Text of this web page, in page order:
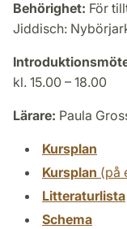
Behörighet: För
Jiddisch:
kl. 15.00 – 18.00
Lärare: Paula
Kursplan
Kursplan (på
Litteraturlista
Schema